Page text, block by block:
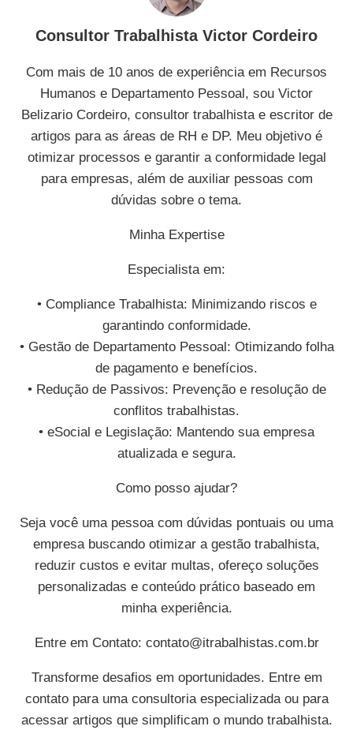
Consultor Trabalhista Victor Cordeiro
Com mais de 10 anos de experiência em Recursos
Humanos e Departamento Pessoal, sou Victor
Belizario Cordeiro, consultor trabalhista e escritor de
artigos para as áreas de RH e DP. Meu objetivo é
otimizar processos e garantir a conformidade legal
para empresas, além de auxiliar pessoas com
dúvidas sobre o tema.
Minha Expertise
Especialista em:
• Compliance Trabalhista: Minimizando riscos e
garantindo conformidade.
• Gestão de Departamento Pessoal: Otimizando folha
de pagamento e benefícios.
• Redução de Passivos: Prevenção e resolução de
conflitos trabalhistas.
• eSocial e Legislação: Mantendo sua empresa
atualizada e segura.
Como posso ajudar?
Seja você uma pessoa com dúvidas pontuais ou uma
empresa buscando otimizar a gestão trabalhista,
reduzir custos e evitar multas, ofereço soluções
personalizadas e conteúdo prático baseado em
minha experiência.
Entre em Contato: contato@itrabalhistas.com.br
Transforme desafios em oportunidades. Entre em
contato para uma consultoria especializada ou para
acessar artigos que simplificam o mundo trabalhista.